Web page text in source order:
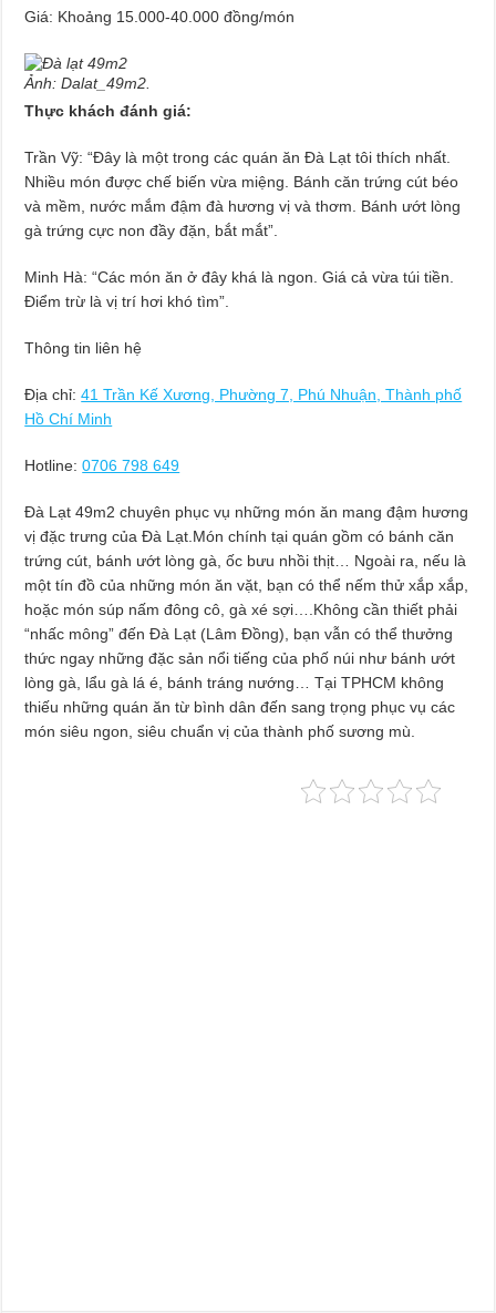
Giá: Khoảng 15.000-40.000 đồng/món
Ảnh: Dalat_49m2.
Thực khách đánh giá:
Trần Vỹ: “Đây là một trong các quán ăn Đà Lạt tôi thích nhất.
Nhiều món được chế biến vừa miệng. Bánh căn trứng cút béo
và mềm, nước mắm đậm đà hương vị và thơm. Bánh ướt lòng
gà trứng cực non đầy đặn, bắt mắt”.
Minh Hà: “Các món ăn ở đây khá là ngon. Giá cả vừa túi tiền.
Điểm trừ là vị trí hơi khó tìm”.
Thông tin liên hệ
Địa chỉ:41 Trần Kế Xương, Phường 7, Phú Nhuận, Thành phố
Hồ Chí Minh
Hotline: 0706 798 649
Đà Lạt 49m2 chuyên phục vụ những món ăn mang đậm hương
vị đặc trưng của Đà Lạt.Món chính tại quán gồm có bánh căn
trứng cút, bánh ướt lòng gà, ốc bưu nhồi thịt… Ngoài ra, nếu là
một tín đồ của những món ăn vặt, bạn có thể nếm thử xắp xắp,
hoặc món súp nấm đông cô, gà xé sợi….Không cần thiết phải
“nhấc mông” đến Đà Lạt (Lâm Đồng), bạn vẫn có thể thưởng
thức ngay những đặc sản nổi tiếng của phố núi như bánh ướt
lòng gà, lẩu gà lá é, bánh tráng nướng… Tại TPHCM không
thiếu những quán ăn từ bình dân đến sang trọng phục vụ các
món siêu ngon, siêu chuẩn vị của thành phố sương mù.